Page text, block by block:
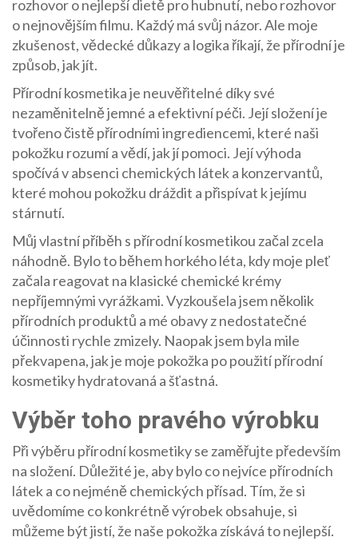
rozhovor o nejlepší dietě pro hubnutí, nebo rozhovor
o nejnovějším filmu. Každý má svůj názor. Ale moje
zkušenost, vědecké důkazy a logika říkají, že přírodní je
způsob, jak jít.
Přírodní kosmetika je neuvěřitelné díky své
nezaměnitelně jemné a efektivní péči. Její složení je
tvořeno čistě přírodními ingrediencemi, které naši
pokožku rozumí a vědí, jak jí pomoci. Její výhoda
spočívá v absenci chemických látek a konzervantů,
které mohou pokožku dráždit a přispívat k jejímu
stárnutí.
Můj vlastní příběh s přírodní kosmetikou začal zcela
náhodně. Bylo to během horkého léta, kdy moje pleť
začala reagovat na klasické chemické krémy
nepříjemnými vyrážkami. Vyzkoušela jsem několik
přírodních produktů a mé obavy z nedostatečné
účinnosti rychle zmizely. Naopak jsem byla mile
překvapena, jak je moje pokožka po použití přírodní
kosmetiky hydratovaná a šťastná.
Výběr toho pravého výrobku
Při výběru přírodní kosmetiky se zaměřujte především
na složení. Důležité je, aby bylo co nejvíce přírodních
látek a co nejméně chemických přísad. Tím, že si
uvědomíme co konkrétně výrobek obsahuje, si
můžeme být jistí, že naše pokožka získává to nejlepší.